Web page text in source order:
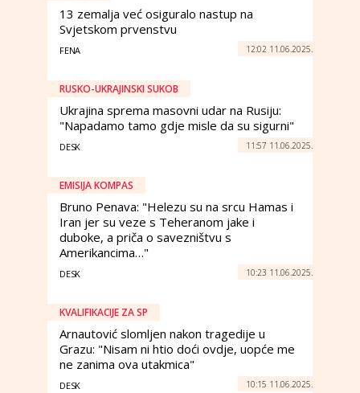
13 zemalja već osiguralo nastup na
Svjetskom prvenstvu
FENA 12:02 11.06.2025.
RUSKO-UKRAJINSKI SUKOB
Ukrajina sprema masovni udar na Rusiju:
"Napadamo tamo gdje misle da su sigurni"
DESK 11:57 11.06.2025.
EMISIJA KOMPAS
Bruno Penava: "Helezu su na srcu Hamas i
Iran jer su veze s Teheranom jake i
duboke, a priča o savezništvu s
Amerikancima…"
DESK 10:23 11.06.2025.
KVALIFIKACIJE ZA SP
Arnautović slomljen nakon tragedije u
Grazu: "Nisam ni htio doći ovdje, uopće me
ne zanima ova utakmica"
DESK 10:15 11.06.2025.